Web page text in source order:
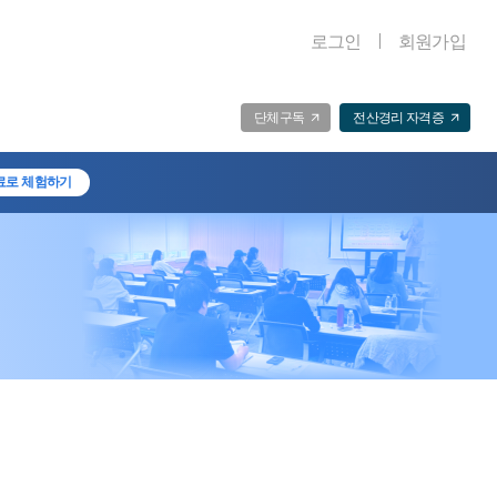
로그인 회원가입
단체구독 전산경리 자격증
로 체험하기